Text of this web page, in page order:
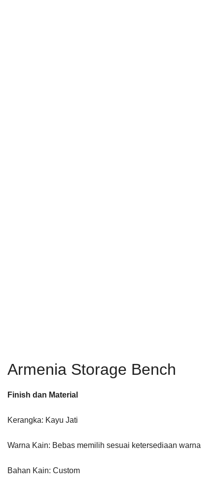
Armenia Storage Bench
Finish dan Material
Kerangka: Kayu Jati
Warna Kain: Bebas memilih sesuai ketersediaan warna
Bahan Kain: Custom